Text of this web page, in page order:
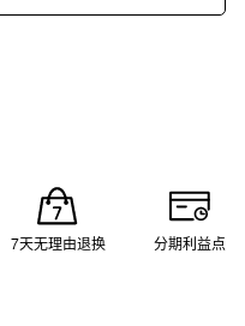
7天无理由退换 分期利益点